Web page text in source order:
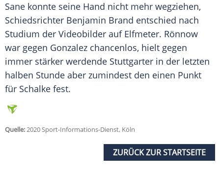
Sane konnte seine Hand nicht mehr wegziehen,
Schiedsrichter Benjamin Brand entschied nach
Studium der Videobilder auf Elfmeter. Rönnow
war gegen Gonzalez chancenlos, hielt gegen
immer stärker werdende Stuttgarter in der letzten
halben Stunde aber zumindest den einen Punkt
für Schalke fest.
Quelle:2020 Sport-Informations-Dienst, Köln
ZURÜCK ZUR STARTSEITE